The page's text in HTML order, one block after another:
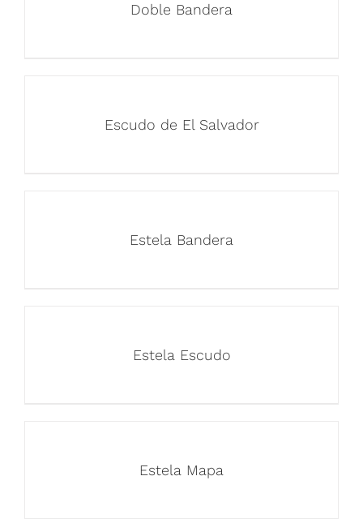
Doble Bandera
Escudo de El Salvador
Estela Bandera
Estela Escudo
Estela Mapa